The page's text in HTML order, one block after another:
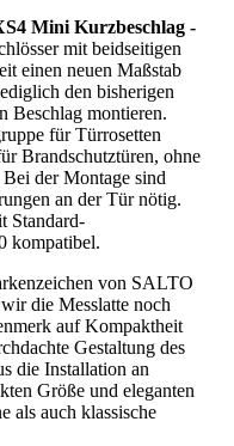
Mini Kurzbeschlag -
mit beidseitigen
einen neuen Maßstab
den bisherigen
Beschlag montieren.
für Türrosetten
Brandschutztüren, ohne
der Montage sind
an der Tür nötig.
Standard-
kompatibel.
von SALTO
die Messlatte noch
auf Kompaktheit
Gestaltung des
die Installation an
Größe und eleganten
als auch klassische